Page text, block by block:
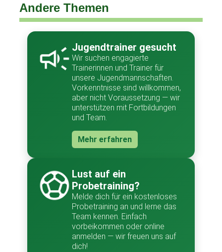
Andere Themen
Jugendtrainer gesucht
Wir suchen engagierte
Trainerinnen und Trainer für
unsere Jugendmannschaften.
Vorkenntnisse sind willkommen,
aber nicht Voraussetzung — wir
unterstützen mit Fortbildungen
und Team.
Mehr erfahren
Lust auf ein
Probetraining?
Melde dich für ein kostenloses
Probetraining an und lerne das
Team kennen. Einfach
vorbeikommen oder online
anmelden — wir freuen uns auf
dich!